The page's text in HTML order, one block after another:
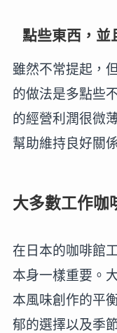
點些東西，並
雖然不常提起，
的做法是多點些
的經營利潤很微
幫助維持良好關
大多數工作咖
在日本的咖啡館
本身一樣重要。
本風味創作的平
郁的選擇以及季